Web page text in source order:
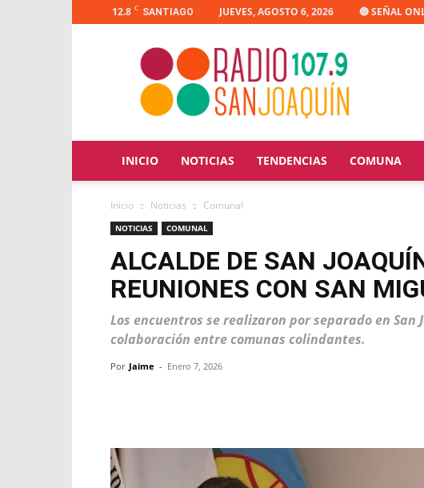
12.8 C SANTIAGO JUEVES, AGOSTO 6, 2026 🔴 SEÑAL
Radio
Joaquín
INICIO NOTICIAS TENDENCIAS COMUNA
Inicio Noticias Comunal
NOTICIAS COMUNAL
ALCALDE DE SAN
REUNIONES CON SAN
Los encuentros se realizaron por separado en San
colaboración entre comunas colindantes.
Por Jaime - Enero 7, 2026